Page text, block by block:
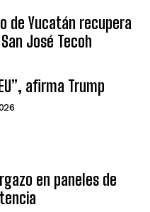
de Yucatán recupera
José Tecoh
afirma Trump
en paneles de